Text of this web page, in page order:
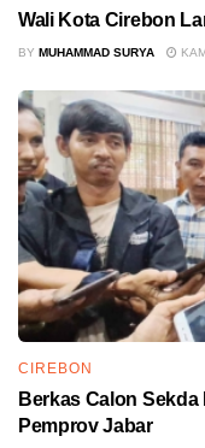
Wali Kota Cirebon
BY MUHAMMAD SURYA
CIREBON
Berkas Calon
Pemprov Jabar